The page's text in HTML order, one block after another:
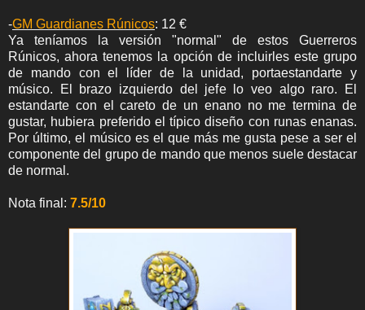
-GM Guardianes Rúnicos: 12 €
Ya teníamos la versión "normal" de estos Guerreros
Rúnicos, ahora tenemos la opción de incluirles este grupo
de mando con el líder de la unidad, portaestandarte y
músico. El brazo izquierdo del jefe lo veo algo raro. El
estandarte con el careto de un enano no me termina de
gustar, hubiera preferido el típico diseño con runas enanas.
Por último, el músico es el que más me gusta pese a ser el
componente del grupo de mando que menos suele destacar
de normal.
Nota final: 7.5/10